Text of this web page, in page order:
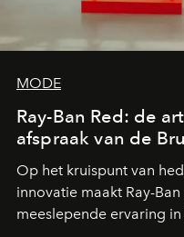
MODE
Ray-Ban Red: de
afspraak van de
Op het kruispunt van
innovatie maakt Ray-
meeslepende ervaring